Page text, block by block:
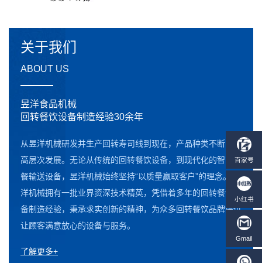
关于我们
ABOUT US
昱洋食品机械
回转餐饮设备制造经验30余年
从昱洋机械研发并生产回转寿司线到现在，产品种类不断向更
高层次发展。无论从传统的回转餐饮设备，到现代化的智能点
餐输送设备，昱洋机械始终坚持“以质量赢取客户”的理念。昱
洋机械拥有一批业界资深技术精英，凭借着多年的回转餐饮设
备制造经验，秉承求实创新的精神，为众多回转餐饮品牌提供
让顾客满意放心的设备与服务。
了解更多+